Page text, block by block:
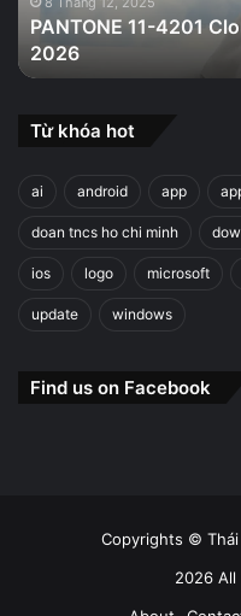
năm
2026
PANTONE 11-4201
2026
Từ khóa hot
ai android app
doan tncs ho chi minh
ios logo microsoft
update windows
Find us on Facebook
Copyrights ©
2026 All